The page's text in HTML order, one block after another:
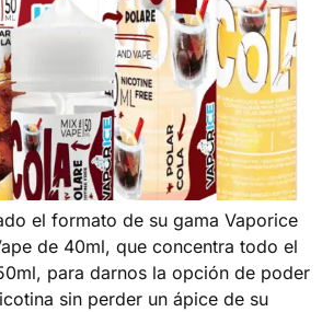
el formato de su gama Vaporice
de 40ml, que concentra todo el
para darnos la opción de poder
sin perder un ápice de su